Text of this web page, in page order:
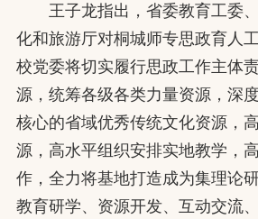
王子龙指出，省委教育工委
化和旅游厅对桐城师专思政育人
校党委将切实履行思政工作主体
源，统筹各级各类力量资源，深
核心的省域优秀传统文化资源，
源，高水平组织安排实地教学，
作，全力将基地打造成为集理论
教育研学、资源开发、互动交流